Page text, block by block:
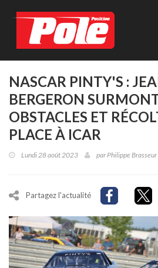
NASCAR PINTY'S :
BERGERON
OBSTACLES ET
PLACE À ICAR
Lundi 28 août 2023 parPhilippe Brasseur
Partagez l'actualité